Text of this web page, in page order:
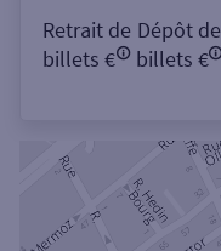
Retrait de
billets €
Dépôt de
billets €